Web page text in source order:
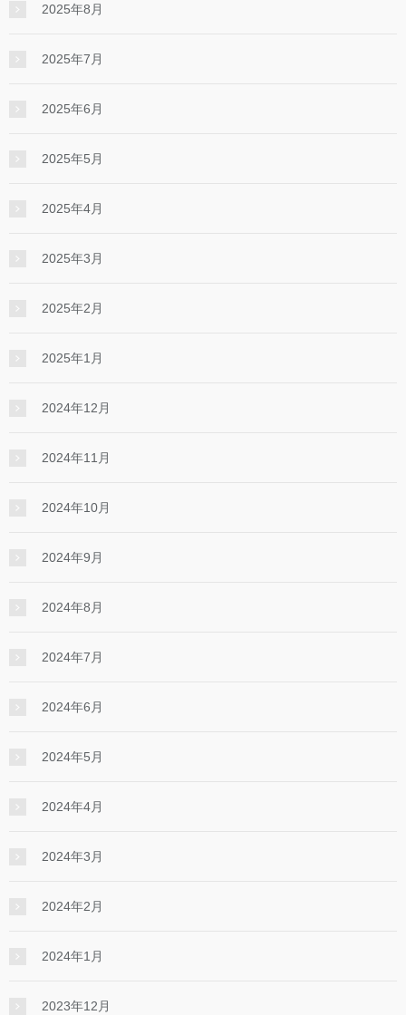
2025年8月
2025年7月
2025年6月
2025年5月
2025年4月
2025年3月
2025年2月
2025年1月
2024年12月
2024年11月
2024年10月
2024年9月
2024年8月
2024年7月
2024年6月
2024年5月
2024年4月
2024年3月
2024年2月
2024年1月
2023年12月